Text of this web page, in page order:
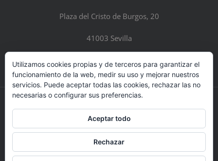
Plaza del Cristo de Burgos, 20
41003 Sevilla
Todos los derechos reservados |
Facebook
X YouTube
Utilizamos cookies propias y de terceros para garantizar el
funcionamiento de la web, medir su uso y mejorar nuestros
servicios. Puede aceptar todas las cookies, rechazar las no
necesarias o configurar sus preferencias.
Aceptar todo
Rechazar